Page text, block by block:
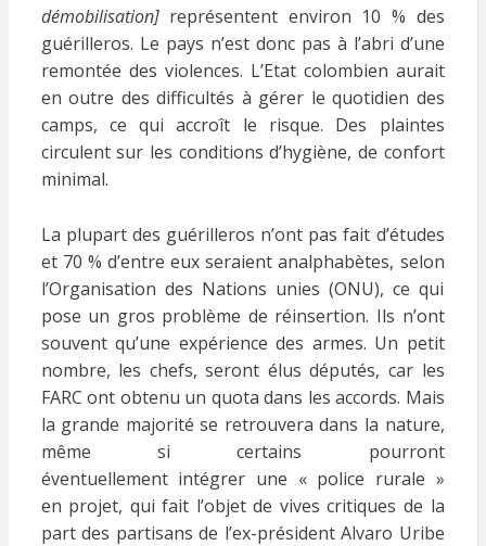
démobilisation] représentent environ 10 % des
guérilleros. Le pays n’est donc pas à l’abri d’une
remontée des violences. L’Etat colombien aurait
en outre des difficultés à gérer le quotidien des
camps, ce qui accroît le risque. Des plaintes
circulent sur les conditions d’hygiène, de confort
minimal.
La plupart des guérilleros n’ont pas fait d’études
et 70 % d’entre eux seraient analphabètes, selon
l’Organisation des Nations unies (ONU), ce qui
pose un gros problème de réinsertion. Ils n’ont
souvent qu’une expérience des armes. Un petit
nombre, les chefs, seront élus députés, car les
FARC ont obtenu un quota dans les accords. Mais
la grande majorité se retrouvera dans la nature,
même si certains pourront
éventuellement intégrer une « police rurale »
en projet, qui fait l’objet de vives critiques de la
part des partisans de l’ex-président Alvaro Uribe